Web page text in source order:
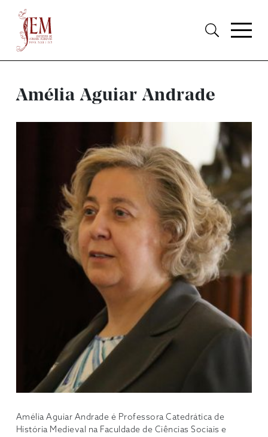
Amélia Aguiar Andrade
Amélia Aguiar Andrade é Professora Catedrática de
História Medieval na Faculdade de Ciências Sociais e